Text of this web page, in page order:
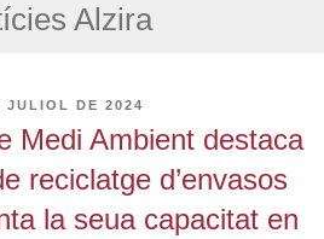
Alzira
JULIOL DE 2024
Medi Ambient destaca
reciclatge d’envasos
la seua capacitat en